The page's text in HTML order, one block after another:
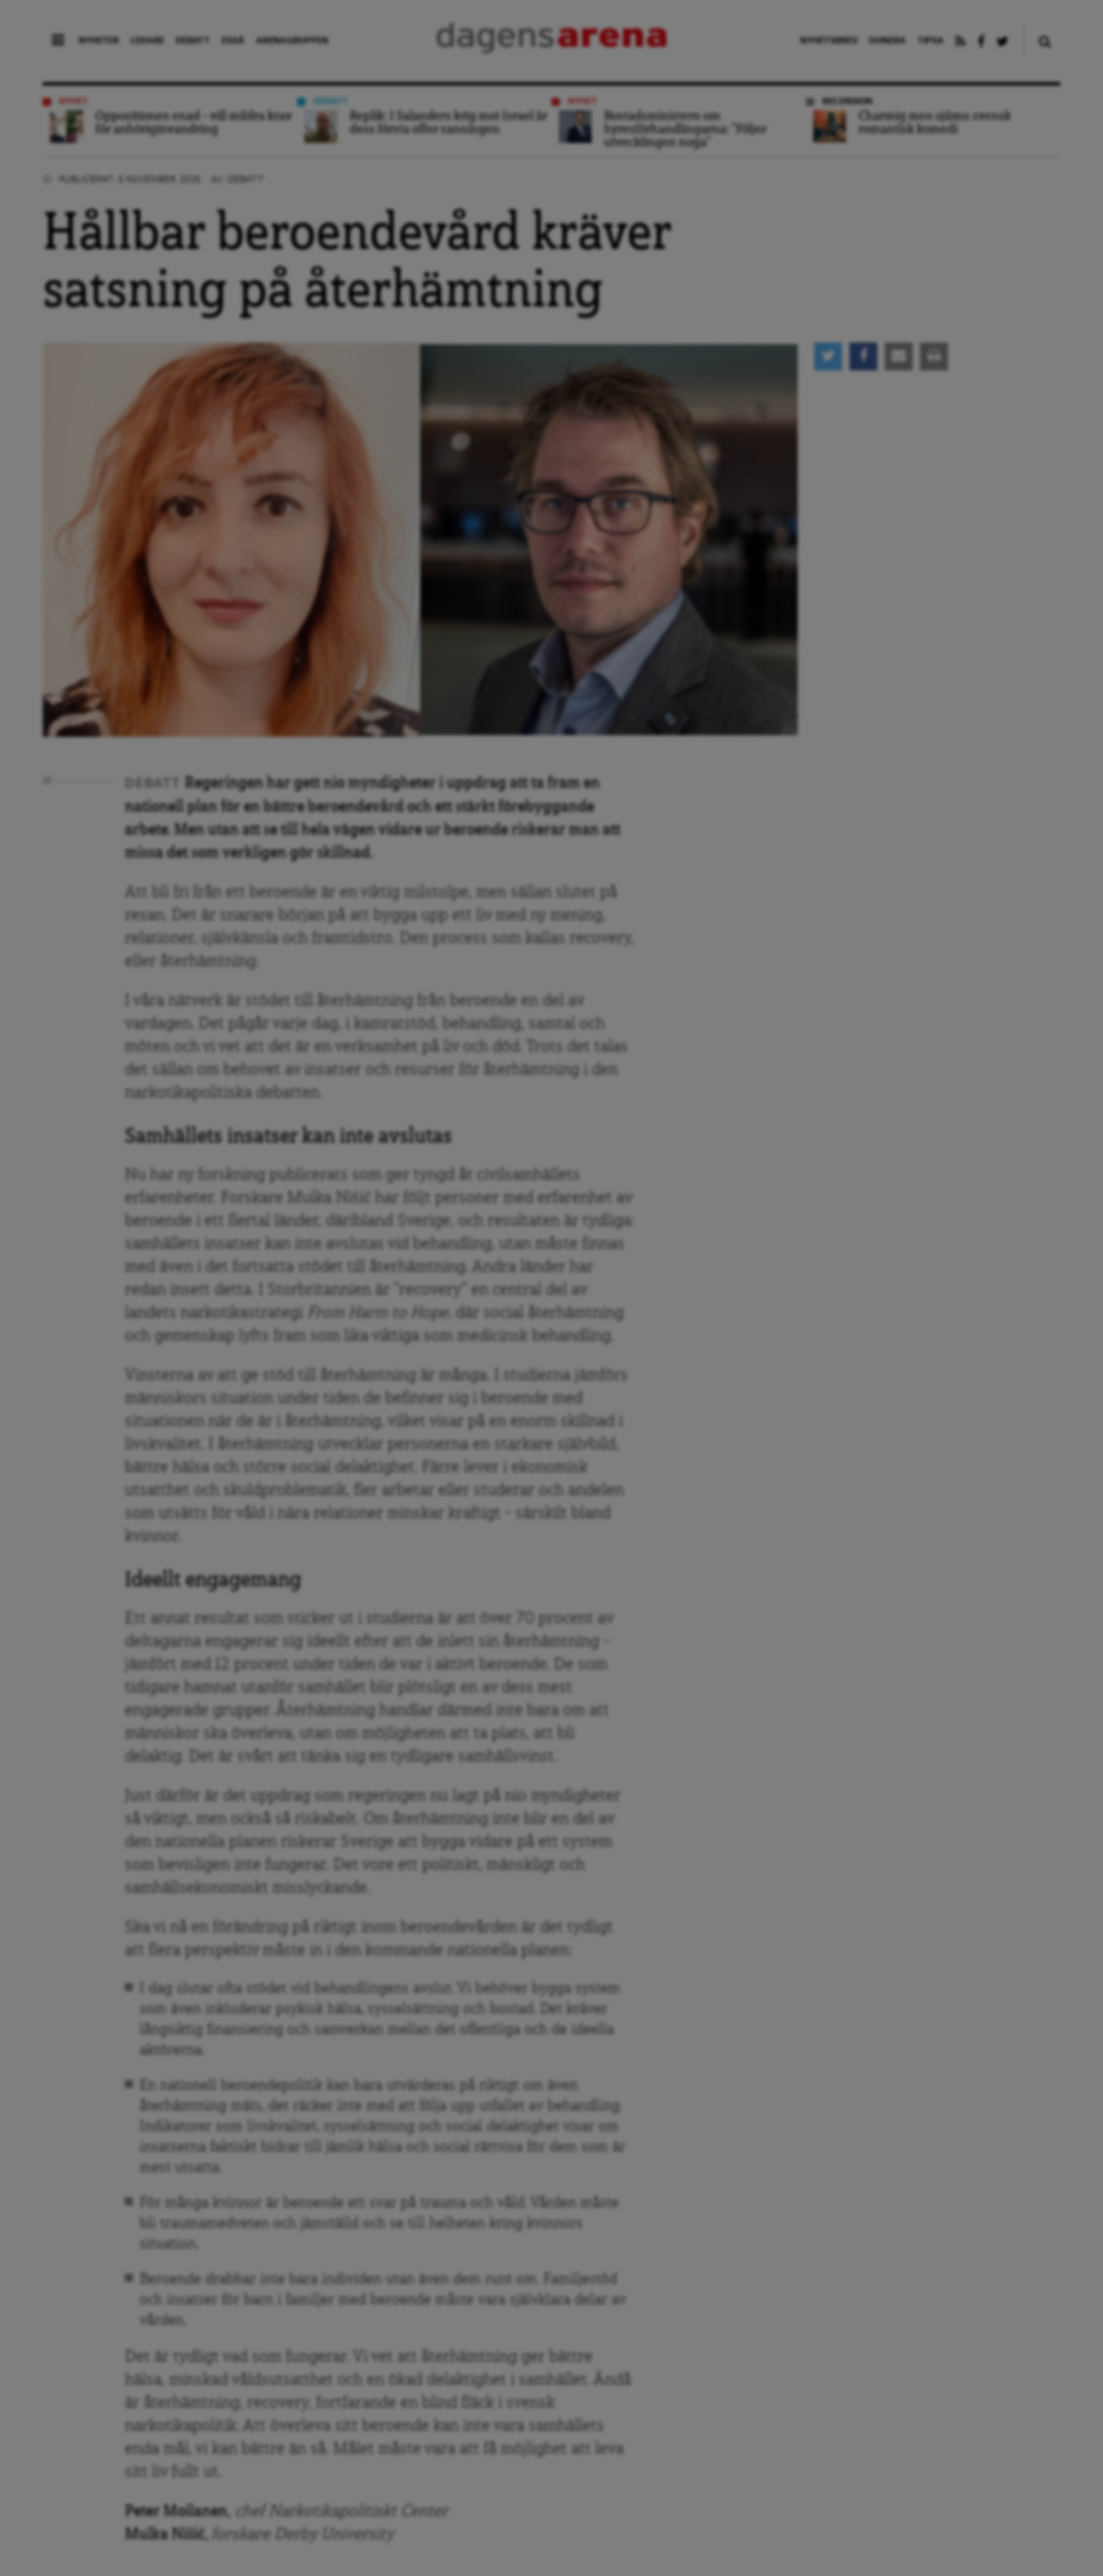
NYHETER LEDARE DEBATT ESSÄ ARENAGRUPPEN NYHETSBREV DONERA TIPSA
NYHET
Oppositionen enad – vill mildra krav
för anhöriginvandring
Replik: I Salanders krig mot Israel är
dess första offer sanningen
NYHET
Bostadsministern om
hyresförhandlingarna: ”Följer
utvecklingen noga”
RECENSION
Charmig men ojämn svensk
romantisk komedi
Hållbar beroendevård kräver
satsning på återhämtning
DEBATT
Regeringen har gett nio myndigheter i uppdrag att ta fram en
nationell plan för en bättre beroendevård och ett stärkt förebyggande
arbete. Men utan att se till hela vägen vidare ur beroende riskerar man att
missa det som verkligen gör skillnad.
Att bli fri från ett beroende är en viktig milstolpe, men sällan slutet på
resan. Det är snarare början på att bygga upp ett liv med ny mening,
relationer, självkänsla och framtidstro. Den process som kallas recovery,
eller återhämtning.
I våra nätverk är stödet till återhämtning från beroende en del av
vardagen. Det pågår varje dag, i kamratstöd, behandling, samtal och
möten och vi vet att det är en verksamhet på liv och död. Trots det talas
det sällan om behovet av insatser och resurser för återhämtning i den
narkotikapolitiska debatten.
Samhällets insatser kan inte avslutas
Nu har ny forskning publicerats som ger tyngd åt civilsamhällets
erfarenheter. Forskare Mulka Nišić har följt personer med erfarenhet av
beroende i ett flertal länder, däribland Sverige, och resultaten är tydliga:
samhällets insatser kan inte avslutas vid behandling, utan måste finnas
med även i det fortsatta stödet till återhämtning. Andra länder har
redan insett detta. I Storbritannien är ”recovery” en central del av
landets narkotikastrategi
From Harm to Hope
, där social återhämtning
och gemenskap lyfts fram som lika viktiga som medicinsk behandling.
Vinsterna av att ge stöd till återhämtning är många. I studierna jämförs
människors situation under tiden de befinner sig i beroende med
situationen när de är i återhämtning, vilket visar på en enorm skillnad i
livskvalitet. I återhämtning utvecklar personerna en starkare självbild,
bättre hälsa och större social delaktighet. Färre lever i ekonomisk
utsatthet och skuldproblematik, fler arbetar eller studerar och andelen
som utsätts för våld i nära relationer minskar kraftigt – särskilt bland
kvinnor.
Ideellt engagemang
Ett annat resultat som sticker ut i studierna är att över 70 procent av
deltagarna engagerar sig ideellt efter att de inlett sin återhämtning –
jämfört med 12 procent under tiden de var i aktivt beroende. De som
tidigare hamnat utanför samhället blir plötsligt en av dess mest
engagerade grupper. Återhämtning handlar därmed inte bara om att
människor ska överleva, utan om möjligheten att ta plats, att bli
delaktig. Det är svårt att tänka sig en tydligare samhällsvinst.
Just därför är det uppdrag som regeringen nu lagt på nio myndigheter
så viktigt, men också så riskabelt. Om återhämtning inte blir en del av
den nationella planen riskerar Sverige att bygga vidare på ett system
som bevisligen inte fungerar. Det vore ett politiskt, mänskligt och
samhällsekonomiskt misslyckande.
Ska vi nå en förändring på riktigt inom beroendevården är det tydligt
att flera perspektiv måste in i den kommande nationella planen:
I dag slutar ofta stödet vid behandlingens avslut. Vi behöver bygga system
som även inkluderar psykisk hälsa, sysselsättning och bostad. Det kräver
långsiktig finansiering och samverkan mellan det offentliga och de ideella
aktörerna.
En nationell beroendepolitik kan bara utvärderas på riktigt om även
återhämtning mäts, det räcker inte med att följa upp utfallet av behandling.
Indikatorer som livskvalitet, sysselsättning och social delaktighet visar om
insatserna faktiskt bidrar till jämlik hälsa och social rättvisa för dem som är
mest utsatta.
För många kvinnor är beroende ett svar på trauma och våld. Vården måste
bli traumamedveten och jämställd och se till helheten kring kvinnors
situation.
Beroende drabbar inte bara individen utan även dem runt om. Familjestöd
och insatser för barn i familjer med beroende måste vara självklara delar av
vården.
Det är tydligt vad som fungerar. Vi vet att återhämtning ger bättre
hälsa, minskad våldsutsatthet och en ökad delaktighet i samhället. Ändå
är återhämtning, recovery, fortfarande en blind fläck i svensk
narkotikapolitik. Att överleva sitt beroende kan inte vara samhällets
enda mål, vi kan bättre än så. Målet måste vara att få möjlighet att leva
Peter Moilanen, chef Narkotikapolitiskt Center
Mulka Nišić,
forskare Derby University